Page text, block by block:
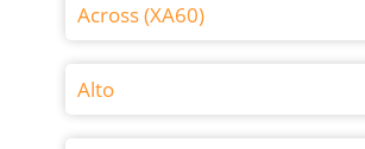
Across (XA60)
Alto